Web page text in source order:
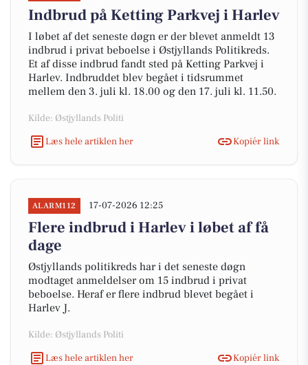
Indbrud på Ketting Parkvej i Harlev
I løbet af det seneste døgn er der blevet anmeldt 13
indbrud i privat beboelse i Østjyllands Politikreds.
Et af disse indbrud fandt sted på Ketting Parkvej i
Harlev. Indbruddet blev begået i tidsrummet
mellem den 3. juli kl. 18.00 og den 17. juli kl. 11.50.
Kilde: Østjyllands Politi
Læs hele artiklen her
Kopiér link
ALARM112 17-07-2026 12:25
Flere indbrud i Harlev i løbet af få
dage
Østjyllands politikreds har i det seneste døgn
modtaget anmeldelser om 15 indbrud i privat
beboelse. Heraf er flere indbrud blevet begået i
Harlev J.
Kilde: Østjyllands Politi
Læs hele artiklen her
Kopiér link